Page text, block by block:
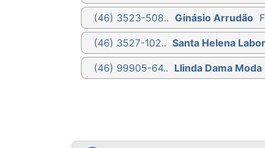
(46) 3523-508.. Ginásio Arrudão
(46) 3527-102.. Santa Helena
(46) 99905-64.. Llinda Dama